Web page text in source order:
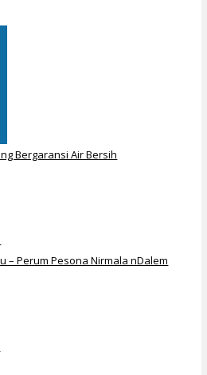
Bergaransi Air Bersih
– Perum Pesona Nirmala nDalem